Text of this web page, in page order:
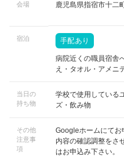
会場 鹿児島県指宿市十二
宿泊 手配あり
病院近くの職員宿舎
え・タオル・アメニ
当日の
持ち物
学校で使用している
ズ・飲み物
その他
注意事
項
Googleホームにてお
内容の確認調整をさ
はお申込み下さい。